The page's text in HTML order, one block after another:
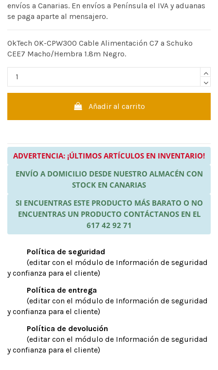
envíos a Canarias. En envíos a Península el IVA y aduanas
se paga aparte al mensajero.
OkTech OK-CPW300 Cable Alimentación C7 a Schuko
CEE7 Macho/Hembra 1.8m Negro.
Añadir al carrito
ADVERTENCIA: ¡ÚLTIMOS ARTÍCULOS EN INVENTARIO!
ENVÍO A DOMICILIO DESDE NUESTRO ALMACÉN CON
STOCK EN CANARIAS
SI ENCUENTRAS ESTE PRODUCTO MÁS BARATO O NO
ENCUENTRAS UN PRODUCTO CONTÁCTANOS EN EL
617 42 92 71
Política de seguridad
(editar con el módulo de Información de seguridad
y confianza para el cliente)
Política de entrega
(editar con el módulo de Información de seguridad
y confianza para el cliente)
Política de devolución
(editar con el módulo de Información de seguridad
y confianza para el cliente)